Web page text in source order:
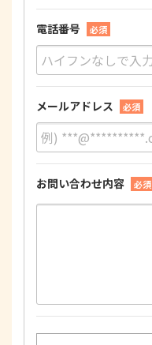
電話番号 必須
メールアドレス 必須
お問い合わせ内容 必須